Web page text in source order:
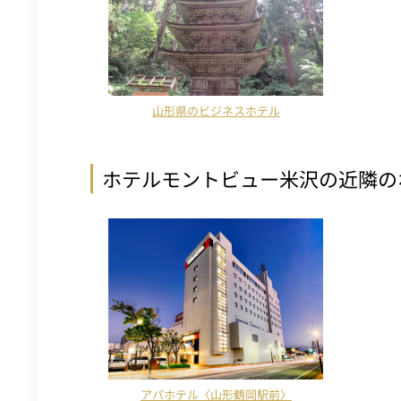
山形県のビジネスホテル
ホテルモントビュー米沢の近隣
アパホテル〈山形鶴岡駅前〉